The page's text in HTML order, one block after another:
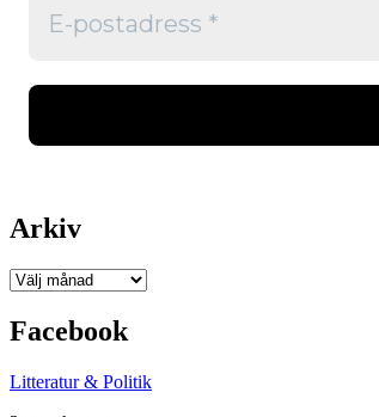
Arkiv
Arkiv
Facebook
Litteratur & Politik